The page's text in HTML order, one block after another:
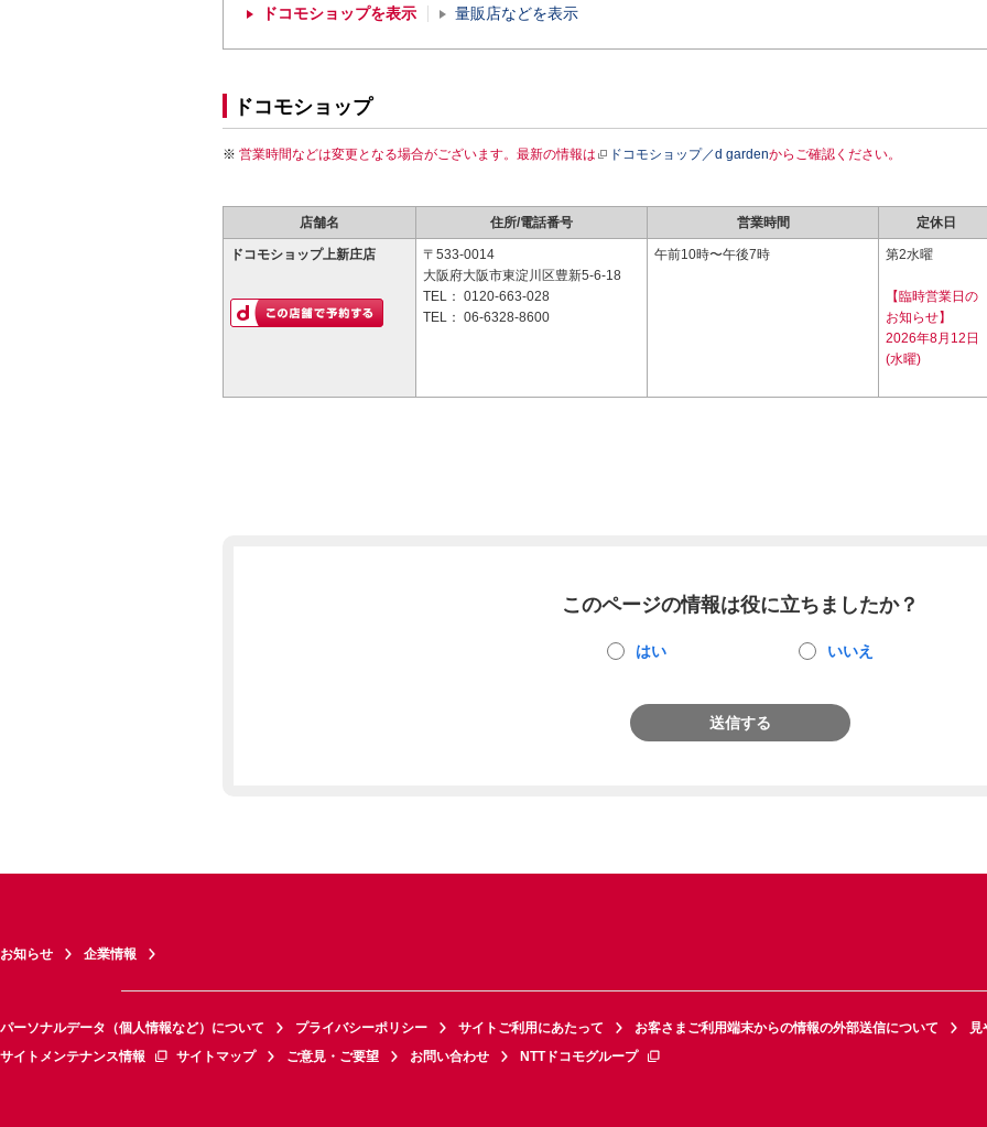
ドコモショップを表示 量販店などを表示
ドコモショップ
営業時間などは変更となる場合がございます。最新の情報は ドコモショップ／d gardenからご確認ください。
店舗名 住所/電話番号 営業時間 定休日
ドコモショップ上新庄店
〒533-0014
大阪府大阪市東淀川区豊新5-6-18
TEL： 0120-663-028
TEL： 06-6328-8600
午前10時〜午後7時 第2水曜
【臨時営業日の
お知らせ】
2026年8月12日
(水曜)
このページの情報は役に立ちましたか？
はい いいえ
送信する
お知らせ 企業情報
パーソナルデータ（個人情報など）について プライバシーポリシー サイトご利用にあたって お客さまご利用端末からの情報の外部送信について
見
サイトメンテナンス情報
サイトマップ ご意見・ご要望 お問い合わせ NTTドコモグループ